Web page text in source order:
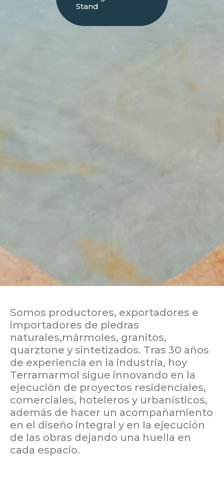
Stand
Somos productores, exportadores e
importadores de piedras
naturales,mármoles, granitos,
quarztone y sintetizados. Tras 30 años
de experiencia en la industria, hoy
Terramarmol sigue innovando en la
ejecución de proyectos residenciales,
comerciales, hoteleros y urbanísticos,
además de hacer un acompañamiento
en el diseño integral y en la ejecución
de las obras dejando una huella en
cada espacio.